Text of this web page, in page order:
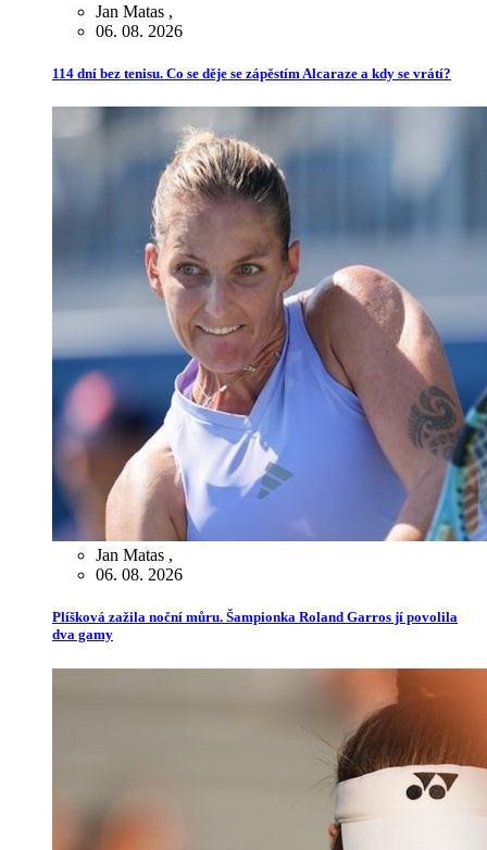
Jan Matas ,
06. 08. 2026
114 dní bez tenisu. Co se děje se zápěstím Alcaraze a kdy se vrátí?
Jan Matas ,
06. 08. 2026
Plíšková zažila noční můru. Šampionka Roland Garros jí povolila
dva gamy